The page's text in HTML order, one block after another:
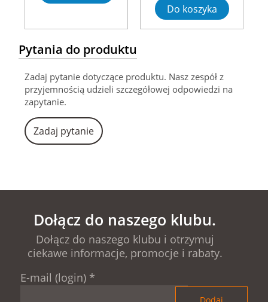
Do koszyka
Pytania do produktu
Zadaj pytanie dotyczące produktu. Nasz zespół z
przyjemnością udzieli szczegółowej odpowiedzi na
zapytanie.
Zadaj pytanie
Dołącz do naszego klubu.
Dołącz do naszego klubu i otrzymuj
ciekawe informacje, promocje i rabaty.
E-mail (login) *